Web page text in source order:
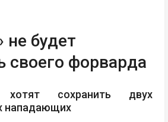
не будет
своего форварда
сохранить двух
нападающих